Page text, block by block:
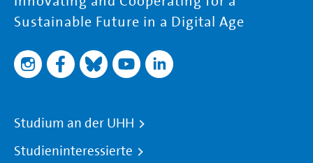
Sustainable Future in a Digital Age
Studium an der UHH
Studieninteressierte